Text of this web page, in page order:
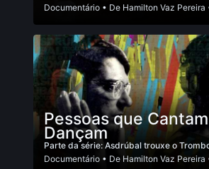
Documentário • De Hamilton Vaz Pereira
Pessoas que
Dançam
Parte da série: Asdrúbal trouxe o
Documentário • De Hamilton Vaz Pereira